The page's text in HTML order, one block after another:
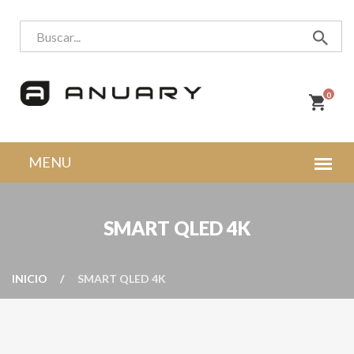
0
SMART QLED 4K
INICIO SMART QLED 4K